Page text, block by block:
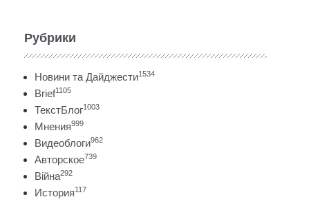
Рубрики
Новини та Дайджести1534
Brief1105
ТекстБлог1003
Мнения999
Видеоблоги962
Авторское739
Війна292
История117